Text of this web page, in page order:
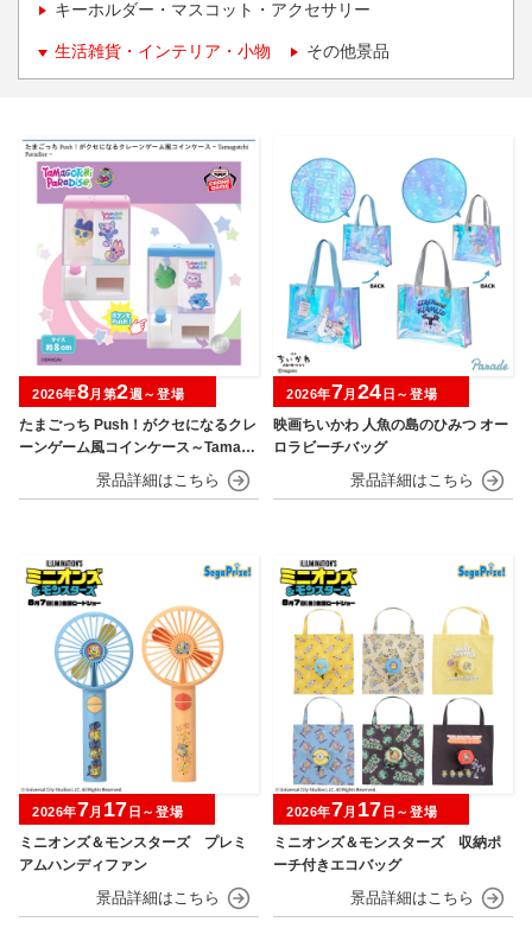
キーホルダー・マスコット・アクセサリー
生活雑貨・インテリア・小物 その他景品
たまごっち Push！がクセになるクレ
ーンゲーム風コインケース～Tamago
tchi Paradise～
2026年8月第2週～登場
映画ちいかわ 人魚の島のひみつ オー
ロラビーチバッグ
2026年7月 24 日～登場
ミニオンズ＆モンスターズ プレミ
アムハンディファン
2026年7月 17 日～登場
ミニオンズ＆モンスターズ 収納ポ
ーチ付きエコバッグ
2026年7月 17 日～登場